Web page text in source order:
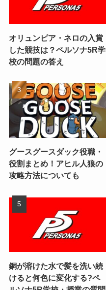
オリュンピア・ネロの入賞
した競技は？ペルソナ5R学
校の問題の答え
グースグースダック役職・
役割まとめ！アヒル人狼の
攻略方法についても
銅が溶けた水で髪を洗い続
けると何色に変化する?ペ